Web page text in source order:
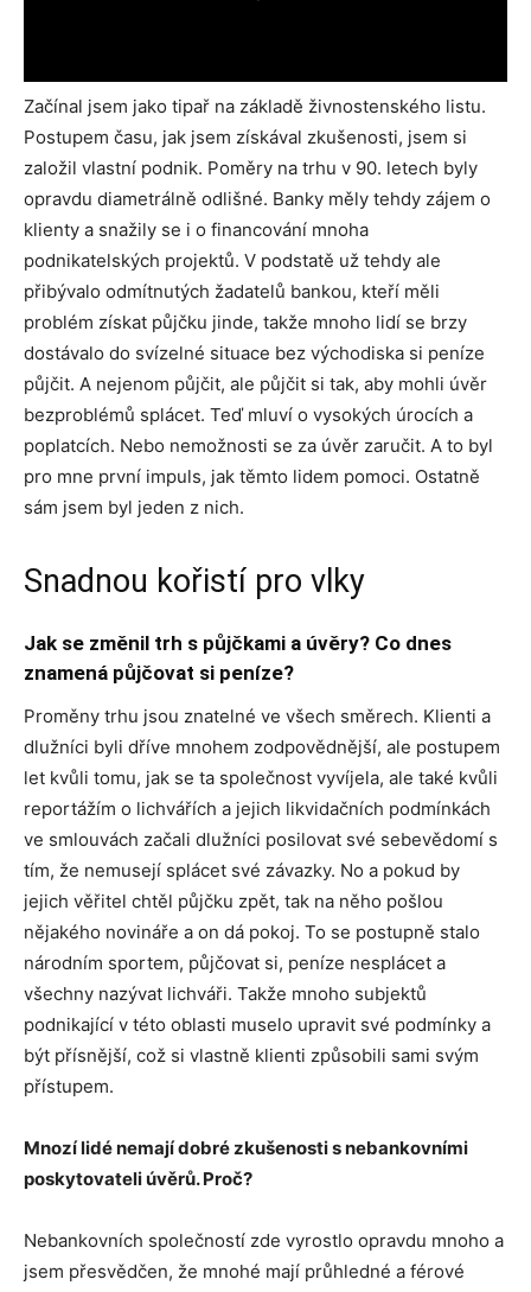
Začínal jsem jako tipař na základě živnostenského listu.
Postupem času, jak jsem získával zkušenosti, jsem si
založil vlastní podnik. Poměry na trhu v 90. letech byly
opravdu diametrálně odlišné. Banky měly tehdy zájem o
klienty a snažily se i o financování mnoha
podnikatelských projektů. V podstatě už tehdy ale
přibývalo odmítnutých žadatelů bankou, kteří měli
problém získat půjčku jinde, takže mnoho lidí se brzy
dostávalo do svízelné situace bez východiska si peníze
půjčit. A nejenom půjčit, ale půjčit si tak, aby mohli úvěr
bezproblémů splácet. Teď mluví o vysokých úrocích a
poplatcích. Nebo nemožnosti se za úvěr zaručit. A to byl
pro mne první impuls, jak těmto lidem pomoci. Ostatně
sám jsem byl jeden z nich.
Snadnou kořistí pro vlky
Jak se změnil trh s půjčkami a úvěry? Co dnes
znamená půjčovat si peníze?
Proměny trhu jsou znatelné ve všech směrech. Klienti a
dlužníci byli dříve mnohem zodpovědnější, ale postupem
let kvůli tomu, jak se ta společnost vyvíjela, ale také kvůli
reportážím o lichvářích a jejich likvidačních podmínkách
ve smlouvách začali dlužníci posilovat své sebevědomí s
tím, že nemusejí splácet své závazky. No a pokud by
jejich věřitel chtěl půjčku zpět, tak na něho pošlou
nějakého novináře a on dá pokoj. To se postupně stalo
národním sportem, půjčovat si, peníze nesplácet a
všechny nazývat lichváři. Takže mnoho subjektů
podnikající v této oblasti muselo upravit své podmínky a
být přísnější, což si vlastně klienti způsobili sami svým
přístupem.
Mnozí lidé nemají dobré zkušenosti s nebankovními
poskytovateli úvěrů. Proč?
Nebankovních společností zde vyrostlo opravdu mnoho a
jsem přesvědčen, že mnohé mají průhledné a férové